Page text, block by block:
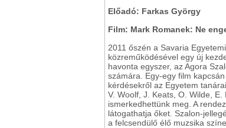
Előadó: Farkas György
Film: Mark Romanek: Ne
2011 őszén a Savaria
közreműködésével egy új
havonta egyszer, az Agora
számára. Egy-egy film
kérdésekről az Egyetem
V. Woolf, J. Keats, O. Wilde,
ismerkedhettünk meg. A
látogathatja őket. Szalon-
a felcsendülő élő muzsika